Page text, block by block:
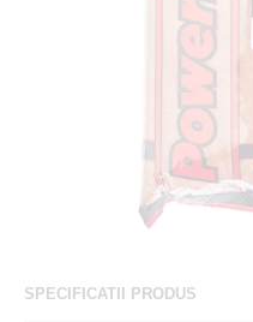
SPECIFICATII PRODUS